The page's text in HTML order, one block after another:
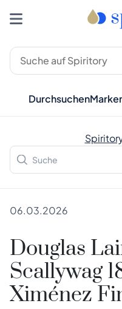
Durchsuchen
06.03.2026
Douglas
Scallywag
Ximénez